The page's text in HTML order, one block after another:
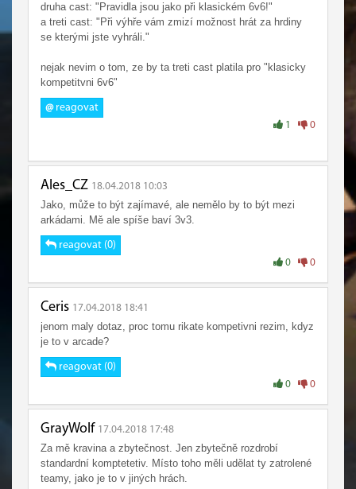
druha cast: "Pravidla jsou jako při klasickém 6v6!"
a treti cast: "Při výhře vám zmizí možnost hrát za hrdiny
se kterými jste vyhráli."
nejak nevim o tom, ze by ta treti cast platila pro "klasicky
kompetitvni 6v6"
@reagovat
1 0
Ales_CZ 18.04.2018 10:03
Jako, může to být zajímavé, ale nemělo by to být mezi
arkádami. Mě ale spíše baví 3v3.
reagovat (0)
0 0
Ceris 17.04.2018 18:41
jenom maly dotaz, proc tomu rikate kompetivni rezim, kdyz
je to v arcade?
reagovat (0)
0 0
GrayWolf 17.04.2018 17:48
Za mě kravina a zbytečnost. Jen zbytečně rozdrobí
standardní komptetetiv. Místo toho měli udělat ty zatrolené
teamy, jako je to v jiných hrách.